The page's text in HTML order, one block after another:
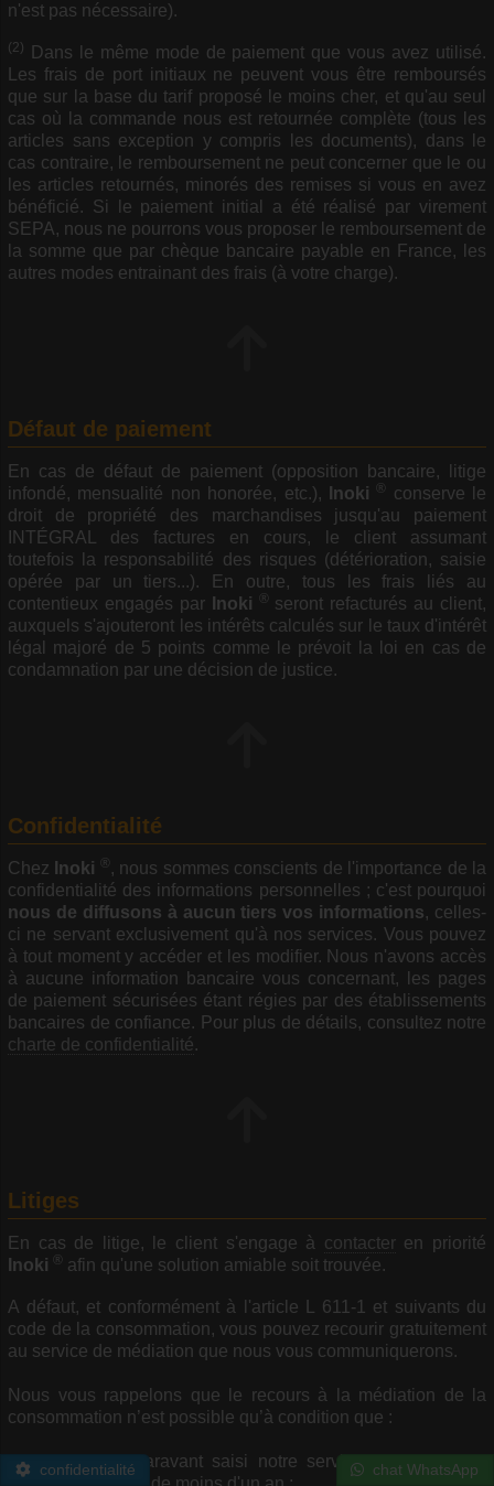
n'est pas nécessaire).
(2)
Dans le même mode de paiement que vous avez utilisé.
Les frais de port initiaux ne peuvent vous être remboursés
que sur la base du tarif proposé le moins cher, et qu'au seul
cas où la commande nous est retournée complète (tous les
articles sans exception y compris les documents), dans le
cas contraire, le remboursement ne peut concerner que le ou
les articles retournés, minorés des remises si vous en avez
bénéficié. Si le paiement initial a été réalisé par virement
SEPA, nous ne pourrons vous proposer le remboursement de
la somme que par chèque bancaire payable en France, les
autres modes entrainant des frais (à votre charge).
Défaut de paiement
En cas de défaut de paiement (opposition bancaire, litige
infondé, mensualité non honorée, etc.),
Inoki ®
conserve le
droit de propriété des marchandises jusqu'au paiement
INTÉGRAL des factures en cours, le client assumant
toutefois la responsabilité des risques (détérioration, saisie
opérée par un tiers...). En outre, tous les frais liés au
contentieux engagés par
Inoki ®
seront refacturés au client,
auxquels s'ajouteront les intérêts calculés sur le taux d'intérêt
légal majoré de 5 points comme le prévoit la loi en cas de
condamnation par une décision de justice.
Confidentialité
Chez Inoki ® , nous sommes conscients de l'importance de la
confidentialité des informations personnelles ; c'est pourquoi
nous de diffusons à aucun tiers vos informations, celles-
ci ne servant exclusivement qu'à nos services. Vous pouvez
à tout moment y accéder et les modifier. Nous n'avons accès
à aucune information bancaire vous concernant, les pages
de paiement sécurisées étant régies par des établissements
bancaires de confiance. Pour plus de détails, consultez notre
charte de confidentialité.
Litiges
En cas de litige, le client s'engage à contacteren priorité
Inoki ® afin qu'une solution amiable soit trouvée.
A défaut, et conformément à l'article L 611-1 et suivants du
code de la consommation, vous pouvez recourir gratuitement
au service de médiation que nous vous communiquerons.
Nous vous rappelons que le recours à la médiation de la
consommation n’est possible qu’à condition que :
- vous ayez auparavant saisi notre service client par une
confidentialité chat WhatsApp